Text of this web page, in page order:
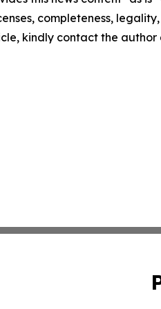
completeness,
kindly contact the author